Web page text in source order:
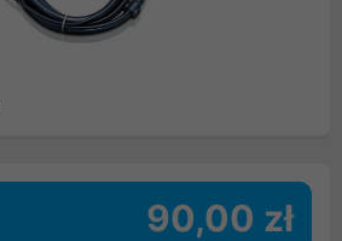
90,00 zł